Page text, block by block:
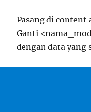
Pasang di content
Ganti
dengan data yang